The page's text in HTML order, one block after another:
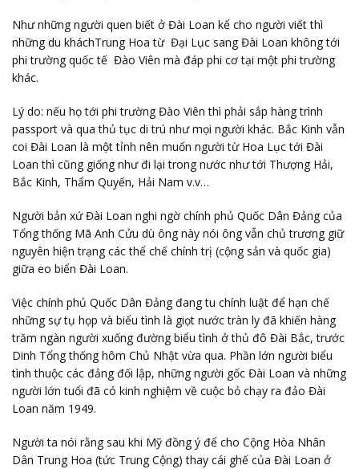
Như những người quen biết ở Đài Loan kể cho người viết thì
những du kháchTrung Hoa từ Đại Lục sang Đài Loan không tới
phi trường quốc tế Đào Viên mà đáp phi cơ tại một phi trường
khác.
Lý do: nếu họ tới phi trường Đào Viên thì phải sắp hàng trình
passport và qua thủ tục di trú như mọi người khác. Bắc Kinh vẫn
coi Đài Loan là một tỉnh nên muốn người từ Hoa Lục tới Đài
Loan thì cũng giống như đi lại trong nước như tới Thượng Hải,
Bắc Kinh, Thẩm Quyến, Hải Nam v.v…
Người bản xứ Đài Loan nghi ngờ chính phủ Quốc Dân Đảng của
Tổng thống Mã Anh Cửu dù ông này nói ông vẫn chủ trương giữ
nguyên hiện trạng các thể chế chính trị (cộng sản và quốc gia)
giữa eo biển Đài Loan.
Việc chính phủ Quốc Dân Đảng đang tu chính luật để hạn chế
những sự tụ họp và biểu tình là giọt nước tràn ly đã khiến hàng
trăm ngàn người xuống đường biểu tình ở thủ đô Đài Bắc, trước
Dinh Tổng thống hôm Chủ Nhật vừa qua. Phần lớn người biểu
tình thuộc các đảng đối lập, những người gốc Đài Loan và những
người lớn tuổi đã có kinh nghiệm về cuộc bỏ chạy ra đảo Đài
Loan năm 1949.
Người ta nói rằng sau khi Mỹ đồng ý để cho Cộng Hòa Nhân
Dân Trung Hoa (tức Trung Cộng) thay cái ghế của Đài Loan ở